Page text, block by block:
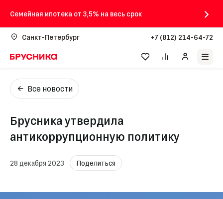
Семейная ипотека от 3,5% на весь срок
Санкт-Петербург +7 (812) 214-64-72
Все новости
Брусника утвердила
антикоррупционную политику
28 декабря 2023 Поделиться